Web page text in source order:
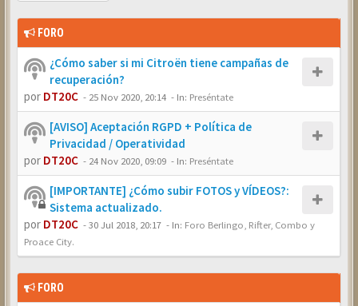
FORO
¿Cómo saber si mi Citroën tiene campañas de
recuperación?
por DT20C - 25 Nov 2020, 20:14 - In: Preséntate
[AVISO] Aceptación RGPD + Política de
Privacidad / Operatividad
por DT20C - 24 Nov 2020, 09:09 - In: Preséntate
[IMPORTANTE] ¿Cómo subir FOTOS y VÍDEOS?:
Sistema actualizado.
por DT20C -30 Jul 2018, 20:17 - In: Foro Berlingo, Rifter, Combo y
Proace City.
FORO